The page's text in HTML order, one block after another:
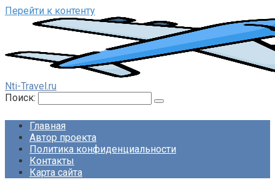
Перейти к контенту
Nti-Travel.ru
Поиск:
Главная
Автор проекта
Политика конфиденциальности
Контакты
Карта сайта